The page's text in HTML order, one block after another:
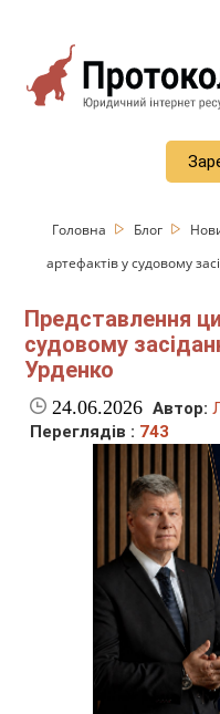
Головна Блог
артефактів у судовому
Представлення
судовому
Урденко
24.06.2026 Автор:
Переглядів : 743